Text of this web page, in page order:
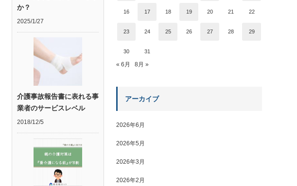
か？
2025/1/27
介護事故報告書に表れる事
業者のサービスレベル
2018/12/5
16 17 18 19 20 21 22
23 24 25 26 27 28 29
30 31
« 6月 8月 »
アーカイブ
2026年6月
2026年5月
2026年3月
2026年2月